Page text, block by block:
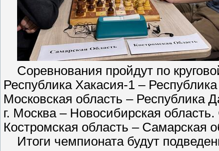
Соревнования пройдут по
Республика Хакасия-1 –
Московская область – Республика
г. Москва – Новосибирская
Костромская область – Самарская
Итоги чемпионата будут